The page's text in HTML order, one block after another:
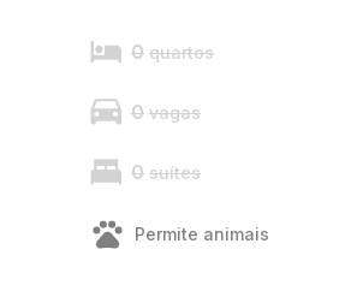
0 quartos
0 vagas
0 suítes
Permite animais